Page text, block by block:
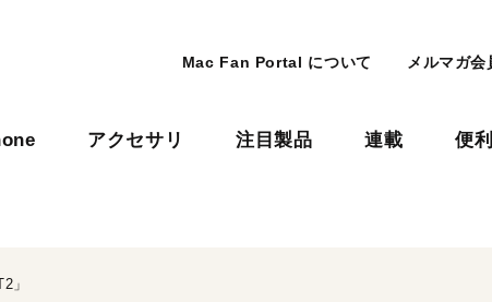
Mac Fan Portal について メルマガ会
アクセサリ 注目製品 連載 便
」